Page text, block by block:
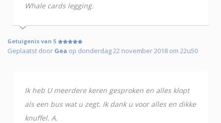
Whale cards legging.
Getuigenis van 5
Geplaatst door Gea op donderdag 22 november 2018 om 22u50
Ik heb U meerdere keren gesproken en alles klopt
als een bus wat u zegt. Ik dank u voor alles en dikke
knuffel. A.